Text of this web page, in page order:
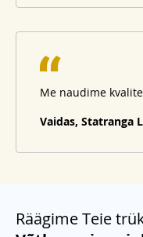
Me naudime
Vaidas, Statranga
Räägime Teie